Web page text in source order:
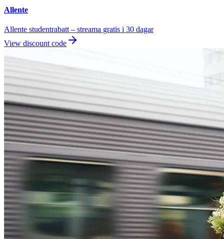
Allente
Allente studentrabatt – streama gratis i 30 dagar
View discount code